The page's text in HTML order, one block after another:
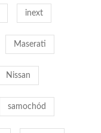
inext
Maserati
Nissan
samochód